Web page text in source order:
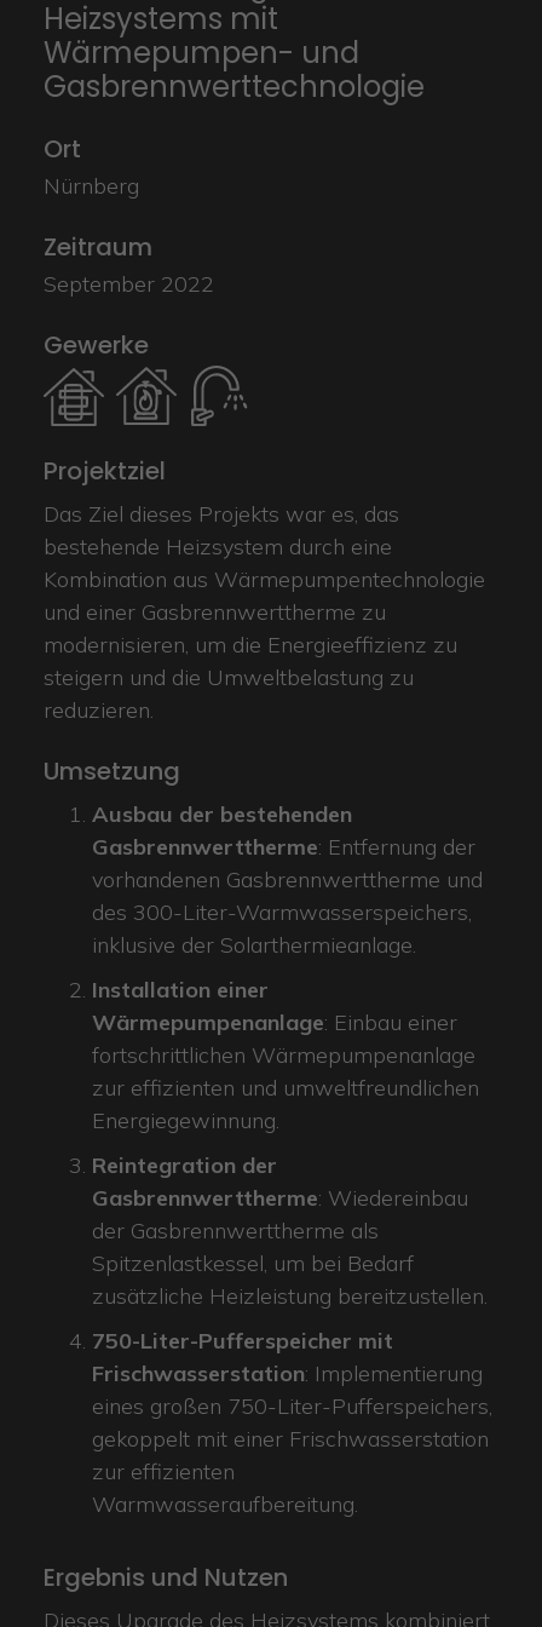
Heizsystems mit
Wärmepumpen- und
Gasbrennwerttechnologie
Ort
Nürnberg
Zeitraum
September 2022
Gewerke
Projektziel
Das Ziel dieses Projekts war es, das
bestehende Heizsystem durch eine
Kombination aus Wärmepumpentechnologie
und einer Gasbrennwerttherme zu
modernisieren, um die Energieeffizienz zu
steigern und die Umweltbelastung zu
reduzieren.
Umsetzung
Ausbau der bestehenden
Gasbrennwerttherme: Entfernung der
vorhandenen Gasbrennwerttherme und
des 300-Liter-Warmwasserspeichers,
inklusive der Solarthermieanlage.
Installation einer
Wärmepumpenanlage: Einbau einer
fortschrittlichen Wärmepumpenanlage
zur effizienten und umweltfreundlichen
Energiegewinnung.
Reintegration der
Gasbrennwerttherme: Wiedereinbau
der Gasbrennwerttherme als
Spitzenlastkessel, um bei Bedarf
zusätzliche Heizleistung bereitzustellen.
750-Liter-Pufferspeicher mit
Frischwasserstation: Implementierung
eines großen 750-Liter-Pufferspeichers,
gekoppelt mit einer Frischwasserstation
zur effizienten
Warmwasseraufbereitung.
Ergebnis und Nutzen
Dieses Upgrade des Heizsystems kombiniert